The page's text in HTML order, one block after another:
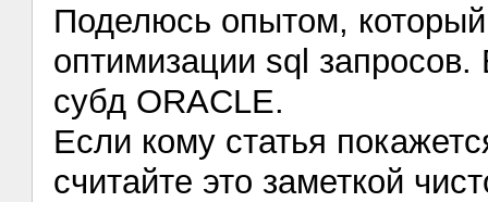
Поделюсь опытом,
оптимизации sql запросов.
субд ORACLE.
Если кому статья
считайте это заметкой